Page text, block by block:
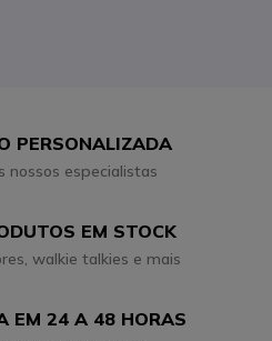
PERSONALIZADA
nossos especialistas
EM STOCK
walkie talkies e mais
EM 24 A 48 HORAS